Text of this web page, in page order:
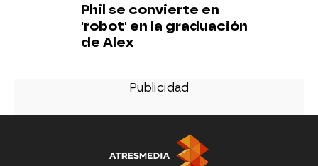
Phil se convierte en
'robot' en la graduación
de Alex